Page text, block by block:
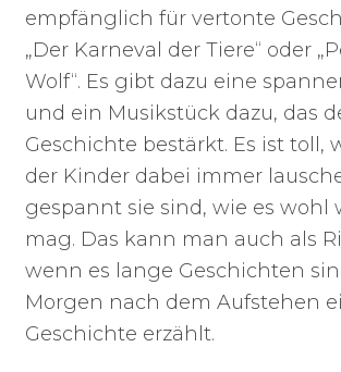
empfänglich für vertonte
„Der Karneval der Tiere“ oder
Wolf“. Es gibt dazu eine
und ein Musikstück dazu, das
Geschichte bestärkt. Es ist toll,
der Kinder dabei immer
gespannt sie sind, wie es wohl
mag. Das kann man auch als
wenn es lange Geschichten
Morgen nach dem Aufstehen
Geschichte erzählt.